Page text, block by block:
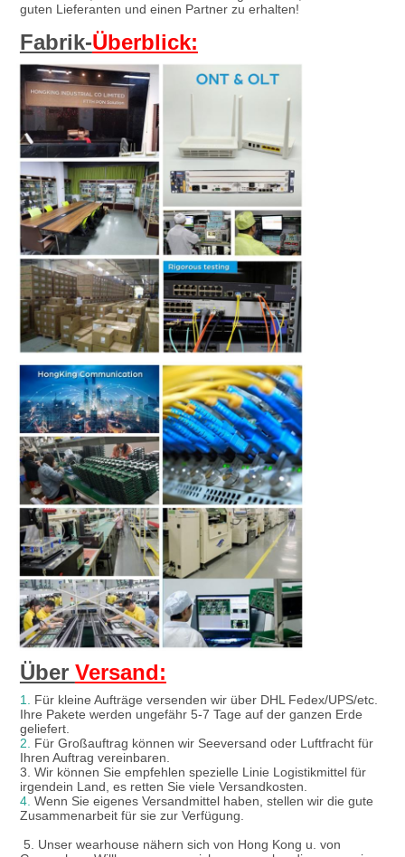
guten Lieferanten und einen Partner zu erhalten!
Fabrik-Überblick:
Über Versand:
1. Für kleine Aufträge versenden wir über DHL Fedex/UPS/etc.
Ihre Pakete werden ungefähr 5-7 Tage auf der ganzen Erde
geliefert.
2. Für Großauftrag können wir Seeversand oder Luftfracht für
Ihren Auftrag vereinbaren.
3. Wir können Sie empfehlen spezielle Linie Logistikmittel für
irgendein Land, es retten Sie viele Versandkosten.
4. Wenn Sie eigenes Versandmittel haben, stellen wir die gute
Zusammenarbeit für sie zur Verfügung.
5. Unser wearhouse nähern sich von Hong Kong u. von